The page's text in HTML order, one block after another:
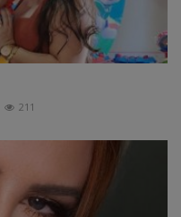
211